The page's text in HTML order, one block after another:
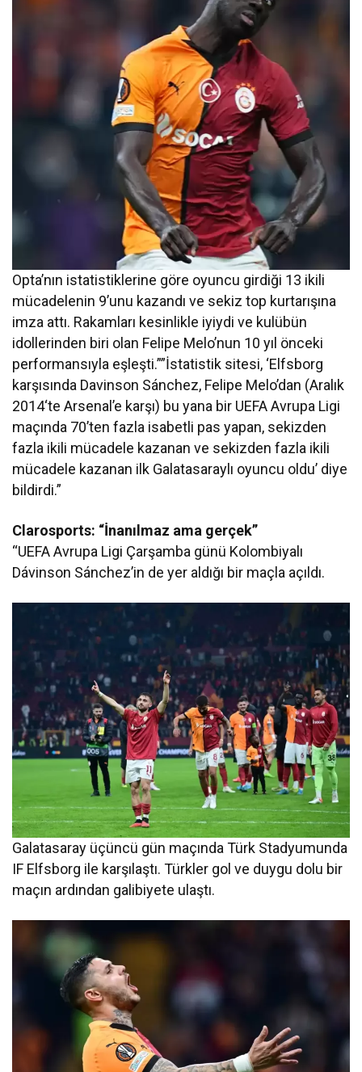
Opta’nın istatistiklerine göre oyuncu girdiği 13 ikili
mücadelenin 9’unu kazandı ve sekiz top kurtarışına
imza attı. Rakamları kesinlikle iyiydi ve kulübün
idollerinden biri olan Felipe Melo’nun 10 yıl önceki
performansıyla eşleşti.””İstatistik sitesi, ‘Elfsborg
karşısında Davinson Sánchez, Felipe Melo’dan (Aralık
2014‘te Arsenal’e karşı) bu yana bir UEFA Avrupa Ligi
maçında 70’ten fazla isabetli pas yapan, sekizden
fazla ikili mücadele kazanan ve sekizden fazla ikili
mücadele kazanan ilk Galatasaraylı oyuncu oldu’ diye
bildirdi.”
Clarosports: “İnanılmaz ama gerçek”
“UEFA Avrupa Ligi Çarşamba günü Kolombiyalı
Dávinson Sánchez’in de yer aldığı bir maçla açıldı.
Galatasaray üçüncü gün maçında Türk Stadyumunda
IF Elfsborg ile karşılaştı. Türkler gol ve duygu dolu bir
maçın ardından galibiyete ulaştı.